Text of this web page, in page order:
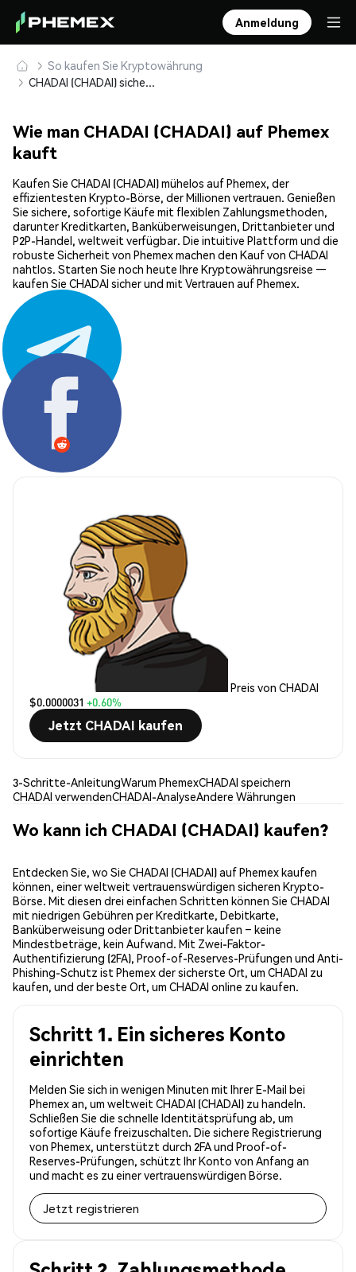
Anmeldung
So kaufen Sie Kryptowährung
CHADAI (CHADAI) sicher kaufen und speichern
Wie man CHADAI (CHADAI) auf Phemex
kauft
Kaufen Sie CHADAI (CHADAI) mühelos auf Phemex, der
effizientesten Krypto-Börse, der Millionen vertrauen. Genießen
Sie sichere, sofortige Käufe mit flexiblen Zahlungsmethoden,
darunter Kreditkarten, Banküberweisungen, Drittanbieter und
P2P-Handel, weltweit verfügbar. Die intuitive Plattform und die
robuste Sicherheit von Phemex machen den Kauf von CHADAI
nahtlos. Starten Sie noch heute Ihre Kryptowährungsreise —
kaufen Sie CHADAI sicher und mit Vertrauen auf Phemex.
Teilen:
Preis von CHADAI
$0.0000031 +0.60%
Jetzt CHADAI kaufen
3-Schritte-AnleitungWarum PhemexCHADAI speichern
CHADAI verwendenCHADAI-AnalyseAndere Währungen
Wo kann ich CHADAI (CHADAI) kaufen?
Entdecken Sie, wo Sie CHADAI (CHADAI) auf Phemex kaufen
können, einer weltweit vertrauenswürdigen sicheren Krypto-
Börse. Mit diesen drei einfachen Schritten können Sie CHADAI
mit niedrigen Gebühren per Kreditkarte, Debitkarte,
Banküberweisung oder Drittanbieter kaufen – keine
Mindestbeträge, kein Aufwand. Mit Zwei-Faktor-
Authentifizierung (2FA), Proof-of-Reserves-Prüfungen und Anti-
Phishing-Schutz ist Phemex der sicherste Ort, um CHADAI zu
kaufen, und der beste Ort, um CHADAI online zu kaufen.
Schritt 1. Ein sicheres Konto
einrichten
Melden Sie sich in wenigen Minuten mit Ihrer E-Mail bei
Phemex an, um weltweit CHADAI (CHADAI) zu handeln.
Schließen Sie die schnelle Identitätsprüfung ab, um
sofortige Käufe freizuschalten. Die sichere Registrierung
von Phemex, unterstützt durch 2FA und Proof-of-
Reserves-Prüfungen, schützt Ihr Konto von Anfang an
und macht es zu einer vertrauenswürdigen Börse.
Jetzt registrieren